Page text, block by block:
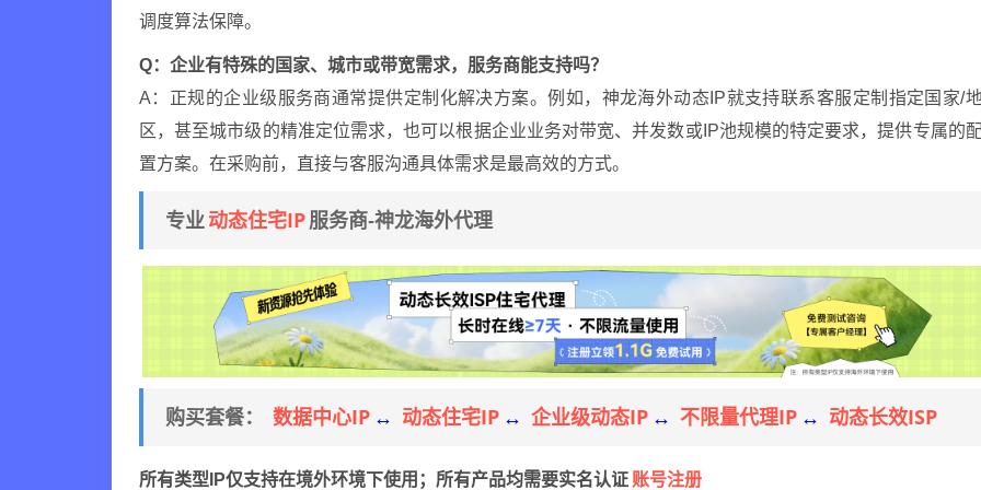
调度算法保障。
Q：企业有特殊的国家、城市或带宽需求，服务商能支持吗？
A：正规的企业级服务商通常提供定制化解决方案。例如，神龙海外动态IP就支持联系客服定制指定国家/
区，甚至城市级的精准定位需求，也可以根据企业业务对带宽、并发数或IP池规模的特定要求，提供专属的
置方案。在采购前，直接与客服沟通具体需求是最高效的方式。
专业 动态住宅IP 服务商-神龙海外代理
购买套餐： 数据中心IP ↔ 动态住宅IP ↔ 企业级动态IP ↔ 不限量代理IP ↔ 动态长效ISP
所有类型IP仅支持在境外环境下使用；所有产品均需要实名认证 账号注册